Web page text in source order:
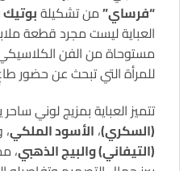
“فرساي”من تشكيلة
العباية ليست مجرد قطعة
مستوحاة من الفن
للمرأة التي تبحث عن حضور
تتميز العباية بمزيج لوني
(السكري)، الأسود الملكي
(التيفاني) والبيج الذهبي،